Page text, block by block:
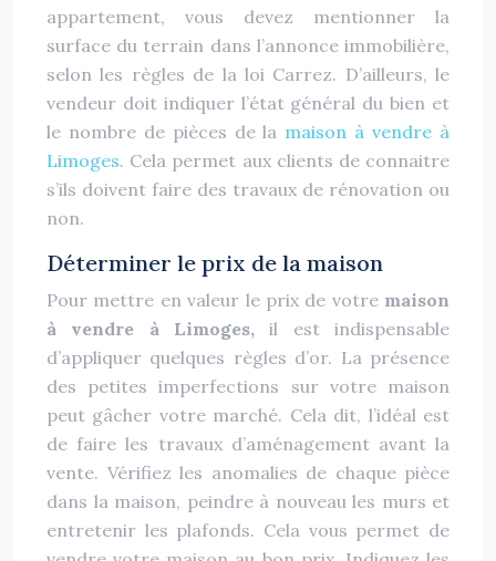
appartement, vous devez mentionner la
surface du terrain dans l’annonce immobilière,
selon les règles de la loi Carrez. D’ailleurs, le
vendeur doit indiquer l’état général du bien et
le nombre de pièces de la maison à vendre à
Limoges. Cela permet aux clients de connaitre
s’ils doivent faire des travaux de rénovation ou
non.
Déterminer le prix de la maison
Pour mettre en valeur le prix de votre maison
à vendre à Limoges, il est indispensable
d’appliquer quelques règles d’or. La présence
des petites imperfections sur votre maison
peut gâcher votre marché. Cela dit, l’idéal est
de faire les travaux d’aménagement avant la
vente. Vérifiez les anomalies de chaque pièce
dans la maison, peindre à nouveau les murs et
entretenir les plafonds. Cela vous permet de